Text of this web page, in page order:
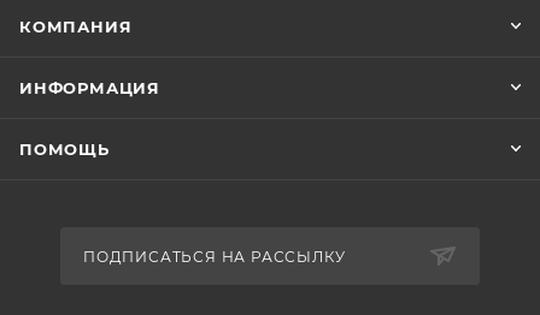
КОМПАНИЯ
ИНФОРМАЦИЯ
ПОМОЩЬ
ПОДПИСАТЬСЯ НА РАССЫЛКУ